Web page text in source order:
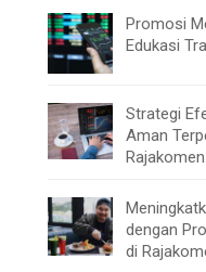
Promosi
Edukasi
Strategi
Aman
dengan
di